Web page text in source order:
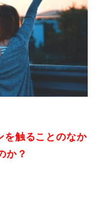
を触ることのなか
か？